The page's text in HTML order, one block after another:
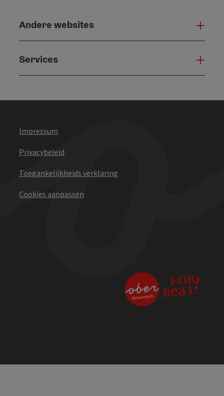
Andere websites
Services
Impressum
Privacybeleid
Toegankelijkheids verklaring
Cookies aanpassen